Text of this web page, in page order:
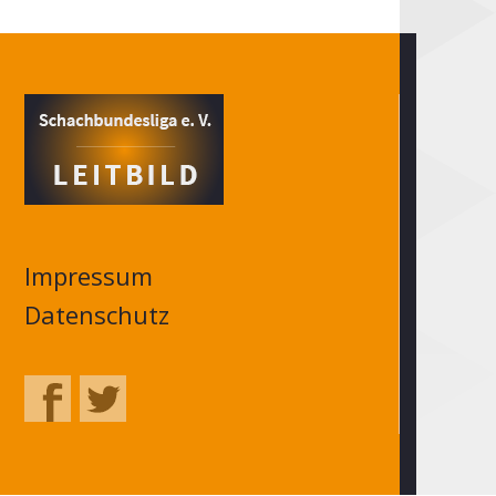
Impressum
Datenschutz